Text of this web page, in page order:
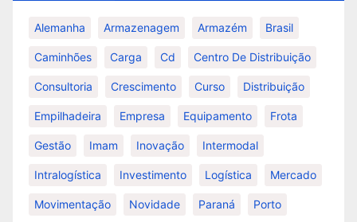
Alemanha Armazenagem Armazém Brasil
Caminhões Carga Cd Centro De Distribuição
Consultoria Crescimento Curso Distribuição
Empilhadeira Empresa Equipamento Frota
Gestão Imam Inovação Intermodal
Intralogística Investimento Logística Mercado
Movimentação Novidade Paraná Porto